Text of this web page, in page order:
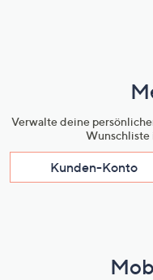
Verwalte deine
Kunden-Konto